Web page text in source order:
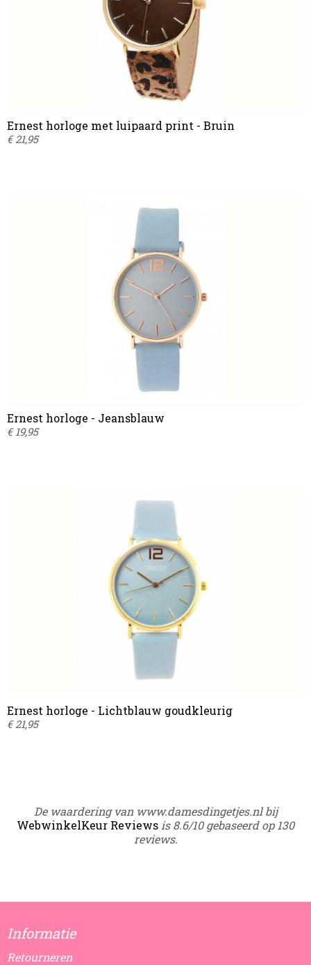
Ernest horloge met luipaard print - Bruin
€ 21,95
Ernest horloge - Jeansblauw
€ 19,95
Ernest horloge - Lichtblauw goudkleurig
€ 21,95
De waardering van www.damesdingetjes.nl bij
WebwinkelKeur Reviews is 8.6/10 gebaseerd op 130
reviews.
Informatie
Retourneren